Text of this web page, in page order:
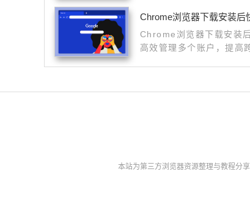
Chrome浏览器下载安装后
Chrome浏览器下载安装
高效管理多个账户，提高
本站为第三方浏览器资源整理与教程分